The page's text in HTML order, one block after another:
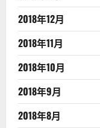
2018年12月
2018年11月
2018年10月
2018年9月
2018年8月